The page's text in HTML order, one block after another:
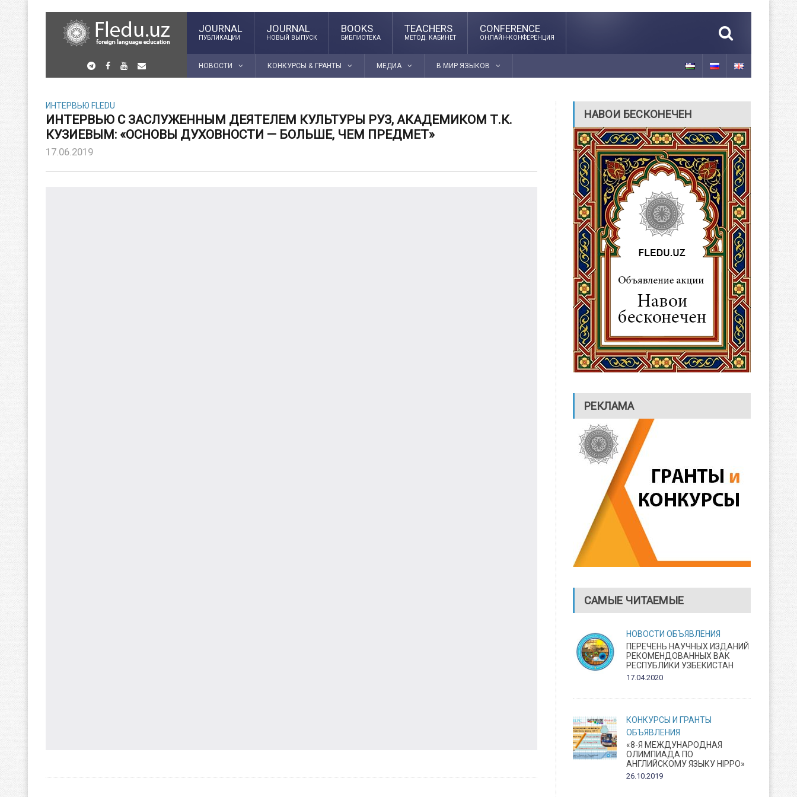
JOURNAL
ПУБЛИКАЦИИ
JOURNAL
НОВЫЙ ВЫПУСК
BOOKS
БИБЛИОТЕКА
TEACHERS
МЕТОД. КАБИНЕТ
CONFERENCE
ОНЛАЙН-КОНФЕРЕНЦИЯ
НОВОСТИ КОНКУРСЫ & ГРАНТЫ МЕДИА В МИР ЯЗЫКОВ
ИНТЕРВЬЮ FLEDU
ИНТЕРВЬЮ С ЗАСЛУЖЕННЫМ ДЕЯТЕЛЕМ КУЛЬТУРЫ РУЗ, АКАДЕМИКОМ Т.К.
КУЗИЕВЫМ: «ОСНОВЫ ДУХОВНОСТИ — БОЛЬШЕ, ЧЕМ ПРЕДМЕТ»
17.06.2019
НАВОИ БЕСКОНЕЧЕН
РЕКЛАМА
САМЫЕ ЧИТАЕМЫЕ
НОВОСТИ ОБЪЯВЛЕНИЯ
ПЕРЕЧЕНЬ НАУЧНЫХ ИЗДАНИЙ
РЕКОМЕНДОВАННЫХ ВАК
РЕСПУБЛИКИ УЗБЕКИСТАН
17.04.2020
КОНКУРСЫ И ГРАНТЫ
ОБЪЯВЛЕНИЯ
«8-Я МЕЖДУНАРОДНАЯ
ОЛИМПИАДА ПО
АНГЛИЙСКОМУ ЯЗЫКУ HIPPO»
26.10.2019